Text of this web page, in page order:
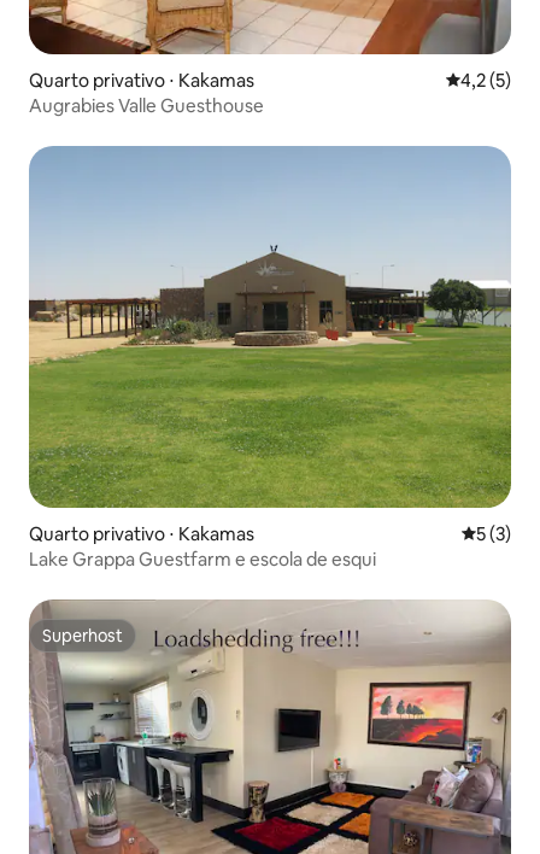
Quarto privativo ⋅ Kakamas 4,2 de
4,2 (5)
Augrabies Valle Guesthouse
Quarto privativo ⋅ Kakamas 5 de
5 (3)
Lake Grappa Guestfarm e escola de esqui
Superhost
Superhost